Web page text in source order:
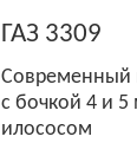
ГАЗ 3309
с бочкой 4 и
илососом